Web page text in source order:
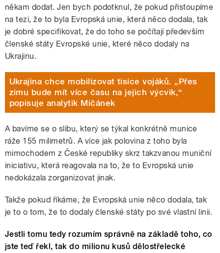
někam dodat. Jen bych podotknul, že pokud přistoupíme
na tezi, že to byla Evropská unie, která něco dodala, tak
je dobré specifikovat, že do toho se počítají především
členské státy Evropské unie, které něco dodaly na
Ukrajinu.
Ukrajina chce mobilizovat tisíce vojáků. „Přes
zimu bude mít více času na jejich výcvik,“
popisuje analytik Mičánek
A bavíme se o slibu, který se týkal konkrétně munice
ráže 155 milimetrů. A více jak polovina z toho byla
mimochodem z České republiky skrz takzvanou muniční
iniciativu, která reagovala na to, že to Evropská unie
nedokázala zorganizovat jinak.
Takže pokud říkáme, že Evropská unie něco dodala, tak
je to o tom, že to dodaly členské státy po své vlastní linii.
Jestli tomu tedy rozumím správně na základě toho, co
jste teď řekl, tak do milionu kusů dělostřelecké